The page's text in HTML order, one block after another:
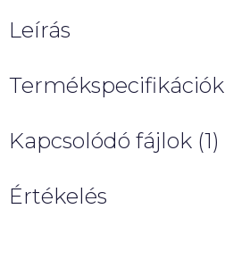
Leírás
Termékspecifikációk
Kapcsolódó fájlok (1)
Értékelés